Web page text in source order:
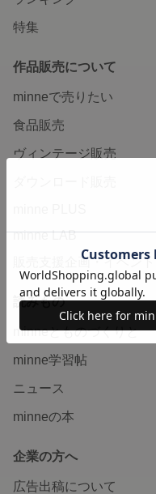
特集
作品販売について
minneで売りたい
食品販売
ヴィンテージ販売
minne LAB
販売支援企画・イベント
読みもの
minneとものづくりと
minne学習帖
ニュース
minneの本
企業の方へ
広告出稿について